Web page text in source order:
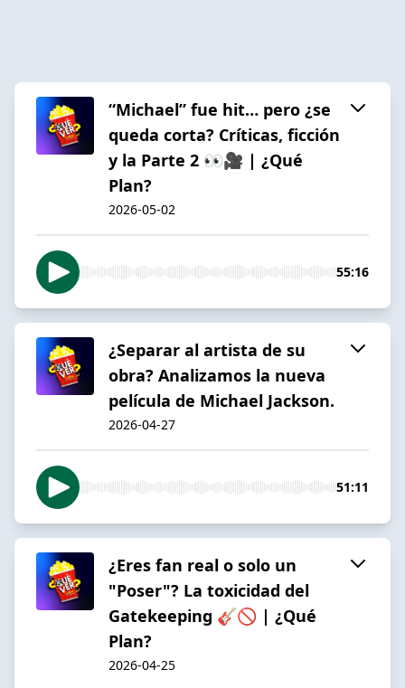
“Michael” fue hit… pero ¿se
queda corta? Críticas, ficción
y la Parte 2 👀🎥 | ¿Qué
Plan?
2026-05-02
55:16
¿Separar al artista de su
obra? Analizamos la nueva
película de Michael Jackson.
2026-04-27
51:11
¿Eres fan real o solo un
"Poser"? La toxicidad del
Gatekeeping 🎸🚫 | ¿Qué
Plan?
2026-04-25